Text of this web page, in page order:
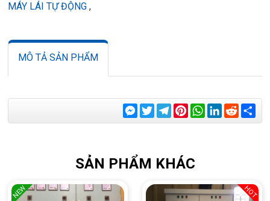
MÁY LÁI TỰ ĐỘNG ,
MÔ TẢ SẢN PHẨM
Messenger
TwitterTelegram
Pinterest
WhatsApp
LinkedIn
Reddit
SẢN PHẨM KHÁC
NEW HOT